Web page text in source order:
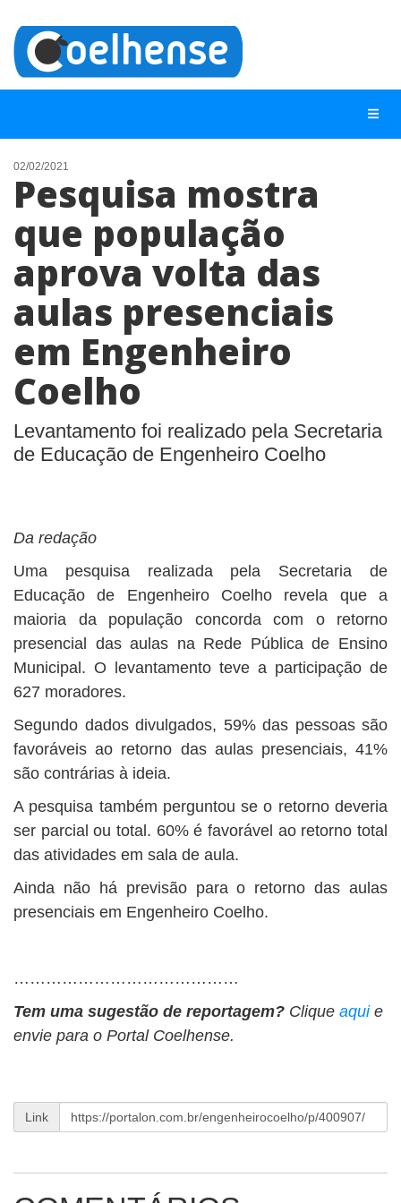
NOTÍCIAS
LISTA DIGITAL
CONTATO
ANUNCIE
02/02/2021
Pesquisa mostra
que população
aprova volta das
aulas presenciais
em Engenheiro
Coelho
Levantamento foi realizado pela Secretaria
de Educação de Engenheiro Coelho
Da redação
Uma pesquisa realizada pela Secretaria de
Educação de Engenheiro Coelho revela que a
maioria da população concorda com o retorno
presencial das aulas na Rede Pública de Ensino
Municipal. O levantamento teve a participação de
627 moradores.
Segundo dados divulgados, 59% das pessoas são
favoráveis ao retorno das aulas presenciais, 41%
são contrárias à ideia.
A pesquisa também perguntou se o retorno deveria
ser parcial ou total. 60% é favorável ao retorno total
das atividades em sala de aula.
Ainda não há previsão para o retorno das aulas
presenciais em Engenheiro Coelho.
……………………………………
Tem uma sugestão de reportagem? Clique aqui e
envie para o Portal Coelhense.
Link